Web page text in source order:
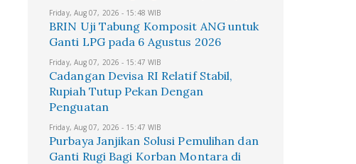
Friday, Aug 07, 2026 - 15:48 WIB
BRIN Uji Tabung Komposit ANG untuk
Ganti LPG pada 6 Agustus 2026
Friday, Aug 07, 2026 - 15:47 WIB
Cadangan Devisa RI Relatif Stabil,
Rupiah Tutup Pekan Dengan
Penguatan
Friday, Aug 07, 2026 - 15:47 WIB
Purbaya Janjikan Solusi Pemulihan dan
Ganti Rugi Bagi Korban Montara di